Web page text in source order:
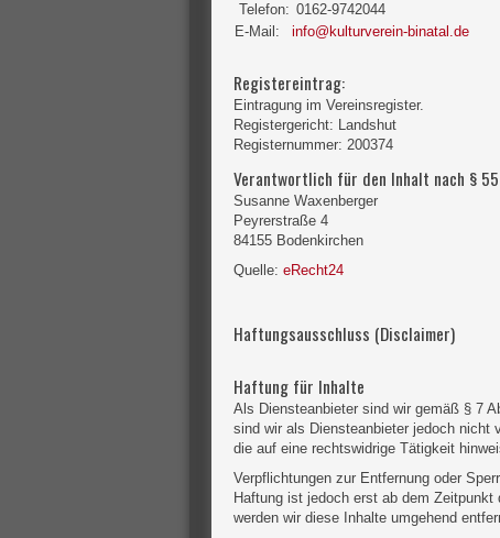
Telefon: 0162-9742044
E-Mail:
info@kulturverein-binatal.de
Registereintrag:
Eintragung im Vereinsregister.
Registergericht: Landshut
Registernummer: 200374
Verantwortlich für den Inhalt nach §
Susanne Waxenberger
Peyrerstraße 4
84155 Bodenkirchen
Quelle: eRecht24
Haftungsausschluss (Disclaimer)
Haftung für Inhalte
Als Diensteanbieter sind wir gemäß § 7
sind wir als Diensteanbieter jedoch nicht
die auf eine rechtswidrige Tätigkeit
Verpflichtungen zur Entfernung oder
Haftung ist jedoch erst ab dem
werden wir diese Inhalte umgehend